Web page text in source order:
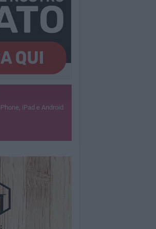
iPad e Android